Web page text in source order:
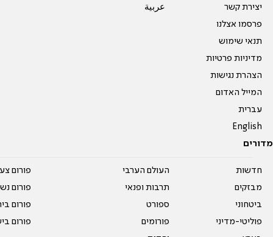
יצירת קשר
פרסמו אצלנו
תנאי שימוש
מדיניות פרטיות
הצהרת נגישות
המייל האדום
עברית
English
عربية
מדורים
חדשות
מבזקים
ביטחוני
פוליטי-מדיני
העולם הערבי
תרבות ופנאי
ספורט
פורומים
פורום
פורום
פורום
פורום